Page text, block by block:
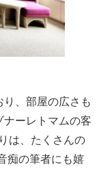
、部屋の広さも
ーレトマムの客
は、たくさんの
痴の筆者にも嬉